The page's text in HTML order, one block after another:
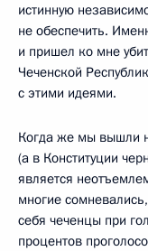
истинную
не обеспечить.
и пришел ко мне
Чеченской
с этими идеями.
Когда же мы вышли
(а в Конституции
является
многие
себя чеченцы при
процентов